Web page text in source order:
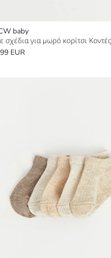
baby
EUR